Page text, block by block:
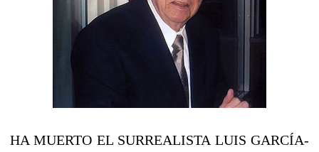
HA MUERTO EL SURREALISTA LUIS GARCÍA-